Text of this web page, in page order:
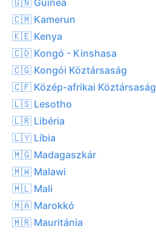
🇨🇲 Kamerun
🇰🇪 Kenya
🇨🇩 Kongó - Kinshasa
🇨🇬 Kongói Köztársaság
🇨🇫 Közép-afrikai Köztársaság
🇱🇸 Lesotho
🇱🇷 Libéria
🇱🇾 Líbia
🇲🇬 Madagaszkár
🇲🇼 Malawi
🇲🇱 Mali
🇲🇦 Marokkó
🇲🇷 Mauritánia